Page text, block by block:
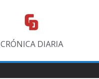
CRÓNICA DIARIA